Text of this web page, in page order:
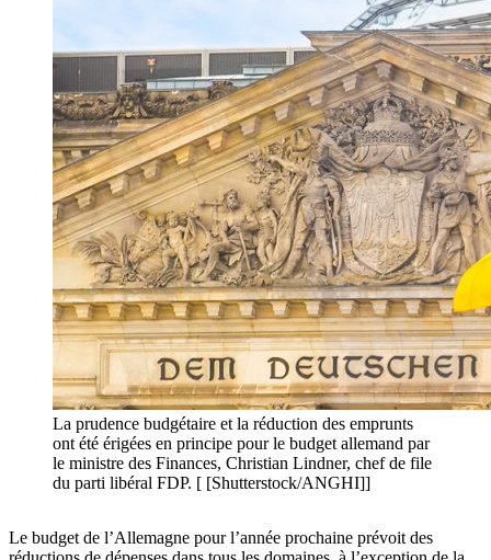
La prudence budgétaire et la réduction des emprunts
ont été érigées en principe pour le budget allemand par
le ministre des Finances, Christian Lindner, chef de file
du parti libéral FDP. [ [Shutterstock/ANGHI]]
Le budget de l’Allemagne pour l’année prochaine prévoit des